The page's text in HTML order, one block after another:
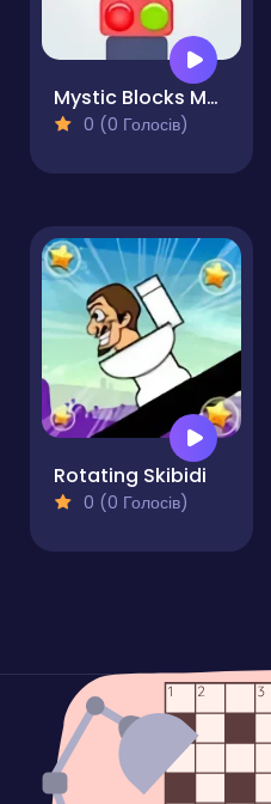
Mystic Blocks Match
0 (0 Голосів)
Rotating Skibidi
0 (0 Голосів)